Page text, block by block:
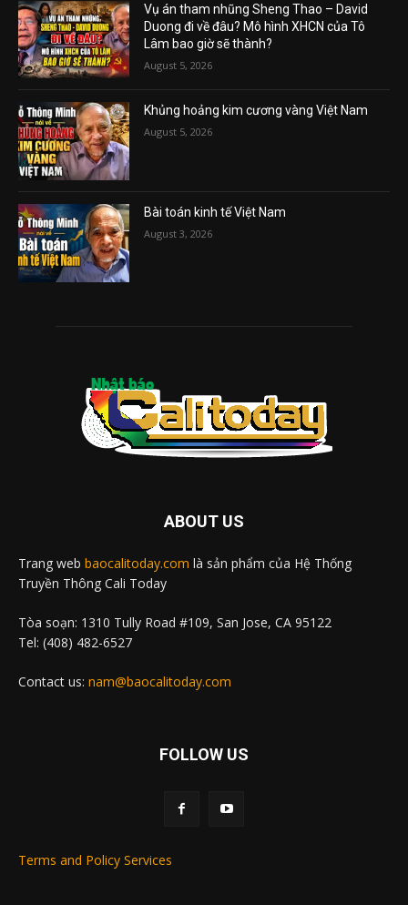
Vụ án tham nhũng Sheng Thao – David
Duong đi về đâu? Mô hình XHCN của Tô
Lâm bao giờ sẽ thành?
August 5, 2026
Khủng hoảng kim cương vàng Việt Nam
August 5, 2026
Bài toán kinh tế Việt Nam
August 3, 2026
ABOUT US
Trang web baocalitoday.com là sản phẩm của Hệ Thống
Truyền Thông Cali Today
Tòa soạn: 1310 Tully Road #109, San Jose, CA 95122
Tel: (408) 482-6527
Contact us: nam@baocalitoday.com
FOLLOW US
Terms and Policy Services